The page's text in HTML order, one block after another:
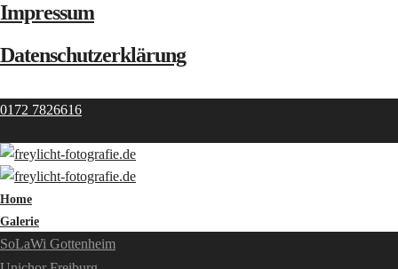
Impressum
Datenschutzerklärung
0172 7826616
Home
Galerie
SoLaWi Gottenheim